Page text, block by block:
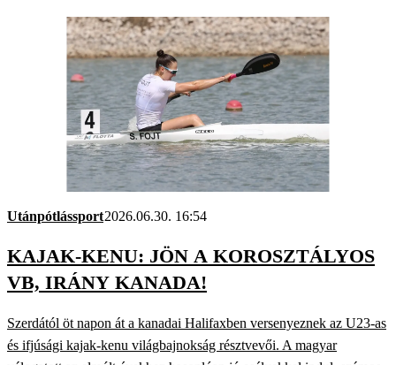
Utánpótlássport2026.06.30. 16:54
KAJAK-KENU: JÖN A KOROSZTÁLYOS
VB, IRÁNY KANADA!
Szerdától öt napon át a kanadai Halifaxben versenyeznek az U23-as
és ifjúsági kajak-kenu világbajnokság résztvevői. A magyar